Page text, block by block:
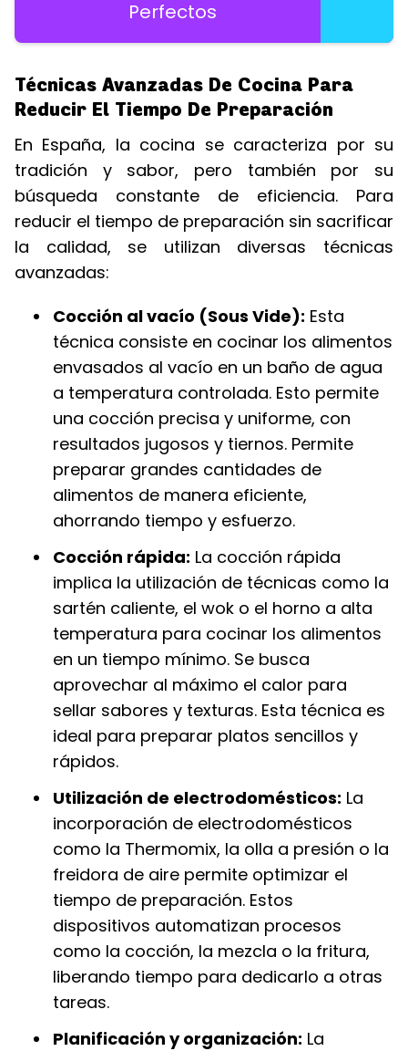
Perfectos
Técnicas Avanzadas De Cocina Para
Reducir El Tiempo De Preparación
En España, la cocina se caracteriza por su
tradición y sabor, pero también por su
búsqueda constante de eficiencia. Para
reducir el tiempo de preparación sin sacrificar
la calidad, se utilizan diversas técnicas
avanzadas:
Cocción al vacío (Sous Vide): Esta
técnica consiste en cocinar los alimentos
envasados al vacío en un baño de agua
a temperatura controlada. Esto permite
una cocción precisa y uniforme, con
resultados jugosos y tiernos. Permite
preparar grandes cantidades de
alimentos de manera eficiente,
ahorrando tiempo y esfuerzo.
Cocción rápida: La cocción rápida
implica la utilización de técnicas como la
sartén caliente, el wok o el horno a alta
temperatura para cocinar los alimentos
en un tiempo mínimo. Se busca
aprovechar al máximo el calor para
sellar sabores y texturas. Esta técnica es
ideal para preparar platos sencillos y
rápidos.
Utilización de electrodomésticos: La
incorporación de electrodomésticos
como la Thermomix, la olla a presión o la
freidora de aire permite optimizar el
tiempo de preparación. Estos
dispositivos automatizan procesos
como la cocción, la mezcla o la fritura,
liberando tiempo para dedicarlo a otras
tareas.
Planificación y organización: La